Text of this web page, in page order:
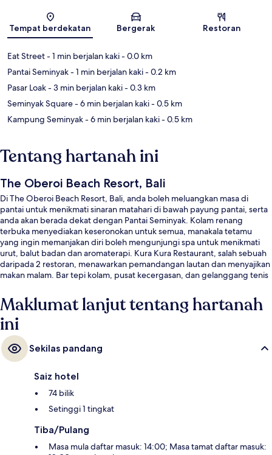
Tempat berdekatan Bergerak Restoran
Eat Street- 1 min berjalan kaki- 0.0 km
Pantai Seminyak- 1 min berjalan kaki- 0.2 km
Pasar Loak- 3 min berjalan kaki- 0.3 km
Seminyak Square- 6 min berjalan kaki- 0.5 km
Kampung Seminyak- 6 min berjalan kaki- 0.5 km
Tentang hartanah ini
The Oberoi Beach Resort, Bali
Di The Oberoi Beach Resort, Bali, anda boleh meluangkan masa di
pantai untuk menikmati sinaran matahari di bawah payung pantai, serta
anda akan berada dekat dengan Pantai Seminyak. Kolam renang
terbuka menyediakan keseronokan untuk semua, manakala tetamu
yang ingin memanjakan diri boleh mengunjungi spa untuk menikmati
urut, balut badan dan aromaterapi. Kura Kura Restaurant, salah sebuah
daripada 2 restoran, menawarkan pemandangan lautan dan menyajikan
makan malam. Bar tepi kolam, pusat kecergasan, dan gelanggang tenis
memuji tentang kakitangan.
Maklumat lanjut tentang hartanah
ini
Sekilas pandang
Saiz hotel
74 bilik
Setinggi 1 tingkat
Tiba/Pulang
Masa mula daftar masuk: 14:00; Masa tamat daftar masuk: